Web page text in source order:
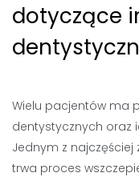
dotyczące
Wielu pacjentów ma
dentystycznych oraz
Jednym z
trwa proces